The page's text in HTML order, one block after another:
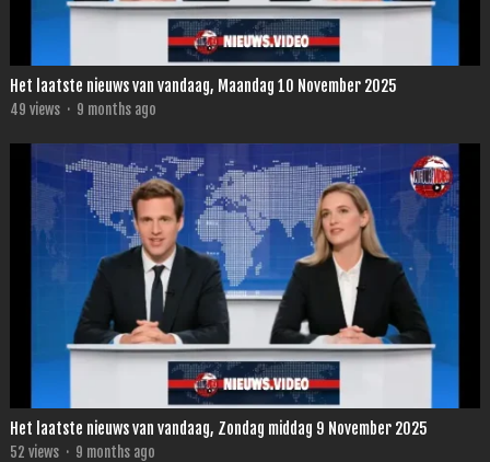
Het laatste nieuws van vandaag, Maandag 10 November 2025
49 views · 9 months ago
Het laatste nieuws van vandaag, Zondag middag 9 November 2025
52 views · 9 months ago